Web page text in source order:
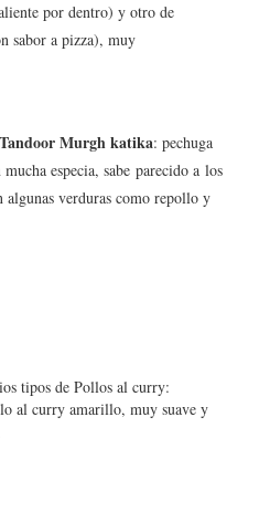
por dentro) y otro de
sabor a pizza), muy
Tandoor Murgh katika: pechuga
especia, sabe parecido a los
algunas verduras como repollo y
tipos de Pollos al curry:
al curry amarillo, muy suave y